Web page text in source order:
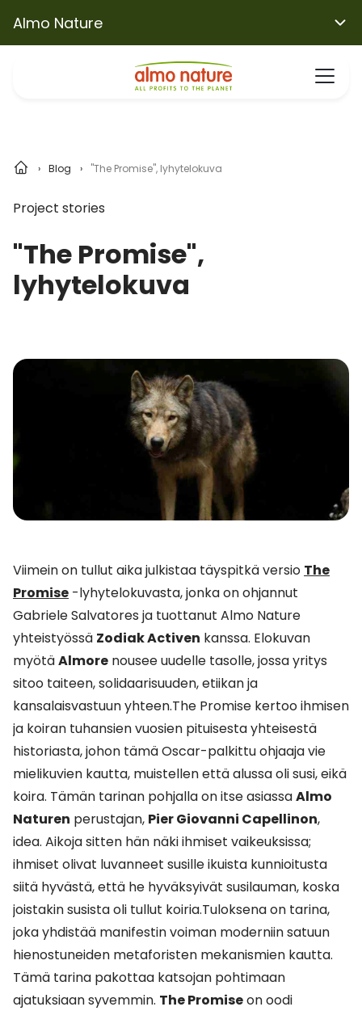
Almo Nature
Blog "The Promise", lyhytelokuva
Project stories
"The Promise",
lyhytelokuva
Viimein on tullut aika julkistaa täyspitkä versio The
Promise -lyhytelokuvasta, jonka on ohjannut
Gabriele Salvatores ja tuottanut Almo Nature
yhteistyössä Zodiak Activen kanssa. Elokuvan
myötäAlmore nousee uudelle tasolle, jossa yritys
sitoo taiteen, solidaarisuuden, etiikan ja
kansalaisvastuun yhteen.The Promise kertoo ihmisen
ja koiran tuhansien vuosien pituisesta yhteisestä
historiasta, johon tämä Oscar-palkittu ohjaaja vie
mielikuvien kautta, muistellen että alussa oli susi, eikä
koira. Tämän tarinan pohjalla on itse asiassaAlmo
Naturen perustajan, Pier Giovanni Capellinon,
idea. Aikoja sitten hän näki ihmiset vaikeuksissa;
ihmiset olivat luvanneet susille ikuista kunnioitusta
siitä hyvästä, että he hyväksyivät susilauman, koska
joistakin susista oli tullut koiria.Tuloksena on tarina,
joka yhdistää manifestin voiman moderniin satuun
hienostuneiden metaforisten mekanismien kautta.
Tämä tarina pakottaa katsojan pohtimaan
ajatuksiaan syvemmin. The Promiseon oodi